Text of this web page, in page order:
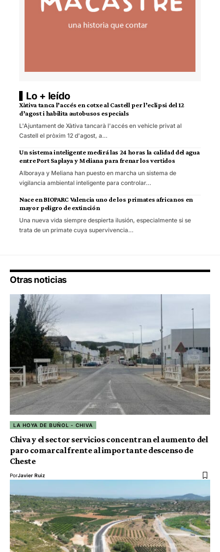
Lo + leído
Xàtiva tanca l’accés en cotxe al Castell per l’eclipsi del 12
d’agost i habilita autobusos especials
L'Ajuntament de Xàtiva tancarà l'accés en vehicle privat al
Castell el pròxim 12 d'agost, a…
Un sistema inteligente medirá las 24 horas la calidad del agua
entre Port Saplaya y Meliana para frenar los vertidos
Alboraya y Meliana han puesto en marcha un sistema de
vigilancia ambiental inteligente para controlar…
Nace en BIOPARC Valencia uno de los primates africanos en
mayor peligro de extinción
Una nueva vida siempre despierta ilusión, especialmente si se
trata de un primate cuya supervivencia…
Otras noticias
LA HOYA DE BUÑOL - CHIVA
Chiva y el sector servicios concentran el aumento del
paro comarcal frente al importante descenso de
Cheste
PorJavier Ruiz